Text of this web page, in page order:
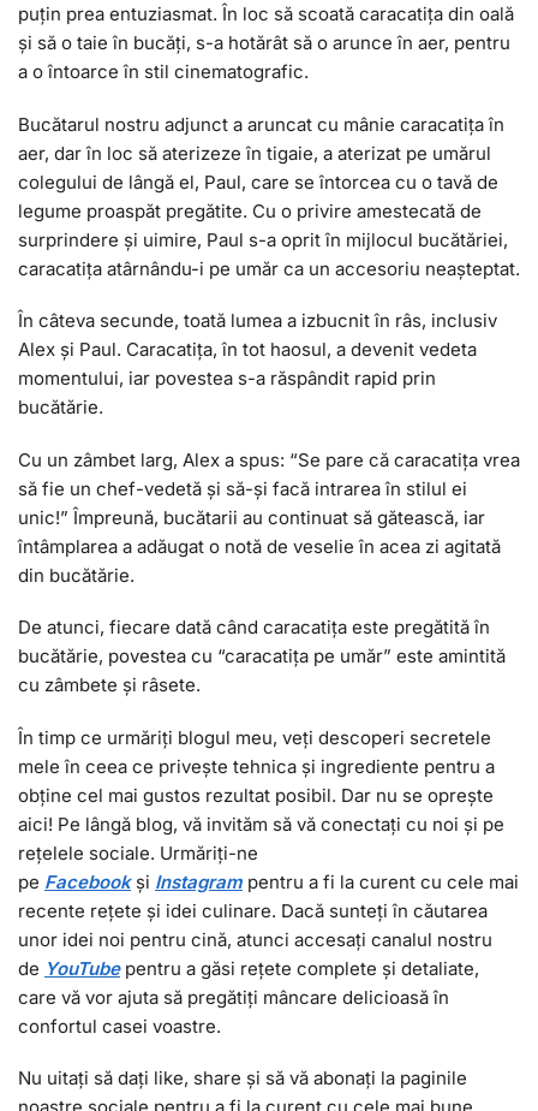
puțin prea entuziasmat. În loc să scoată caracatița din oală
și să o taie în bucăți, s-a hotărât să o arunce în aer, pentru
a o întoarce în stil cinematografic.
Bucătarul nostru adjunct a aruncat cu mânie caracatița în
aer, dar în loc să aterizeze în tigaie, a aterizat pe umărul
colegului de lângă el, Paul, care se întorcea cu o tavă de
legume proaspăt pregătite. Cu o privire amestecată de
surprindere și uimire, Paul s-a oprit în mijlocul bucătăriei,
caracatița atârnându-i pe umăr ca un accesoriu neașteptat.
În câteva secunde, toată lumea a izbucnit în râs, inclusiv
Alex și Paul. Caracatița, în tot haosul, a devenit vedeta
momentului, iar povestea s-a răspândit rapid prin
bucătărie.
Cu un zâmbet larg, Alex a spus: “Se pare că caracatița vrea
să fie un chef-vedetă și să-și facă intrarea în stilul ei
unic!” Împreună, bucătarii au continuat să gătească, iar
întâmplarea a adăugat o notă de veselie în acea zi agitată
din bucătărie.
De atunci, fiecare dată când caracatița este pregătită în
bucătărie, povestea cu “caracatița pe umăr” este amintită
cu zâmbete și râsete.
În timp ce urmăriți blogul meu, veți descoperi secretele
mele în ceea ce privește tehnica și ingrediente pentru a
obține cel mai gustos rezultat posibil. Dar nu se oprește
aici! Pe lângă blog, vă invităm să vă conectați cu noi și pe
rețelele sociale. Urmăriți-ne
pe Facebookși Instagram pentru a fi la curent cu cele mai
recente rețete și idei culinare. Dacă sunteți în căutarea
unor idei noi pentru cină, atunci accesați canalul nostru
de YouTubepentru a găsi rețete complete și detaliate,
care vă vor ajuta să pregătiți mâncare delicioasă în
confortul casei voastre.
Nu uitați să dați like, share și să vă abonați la paginile